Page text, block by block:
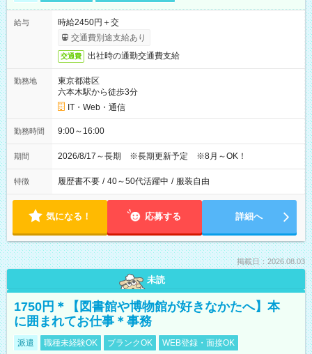
給与
時給2450円＋交
交通費別途支給あり
交通費 出社時の通勤交通費支給
勤務地
東京都港区
六本木駅から徒歩3分
IT・Web・通信
勤務時間 9:00～16:00
期間 2026/8/17～長期 ※長期更新予定 ※8月～OK！
特徴 履歴書不要 / 40～50代活躍中 / 服装自由
気になる！ 応募する 詳細へ
掲載日：2026.08.03
未読
1750円＊【図書館や博物館が好きなかたへ】本
に囲まれてお仕事＊事務
派遣 職種未経験OK ブランクOK WEB登録・面接OK